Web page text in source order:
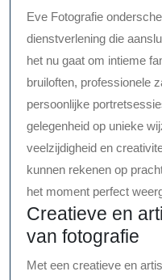
Eve Fotografie
dienstverlening die
het nu gaat om intieme
bruiloften, professionele
persoonlijke
gelegenheid op unieke
veelzijdigheid en
kunnen rekenen op
het moment perfect
Creatieve en
van fotografie
Met een creatieve en